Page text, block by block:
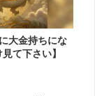
大金持ちにな
て下さい】